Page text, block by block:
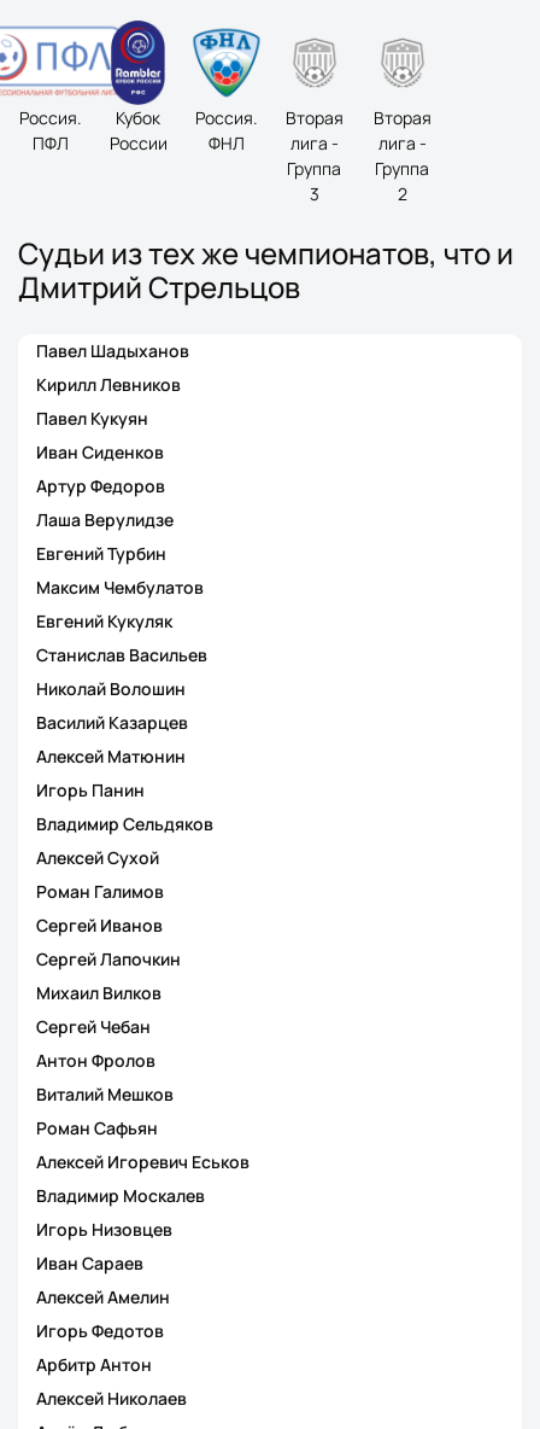
Россия.
ПФЛ
Кубок
России
Россия.
ФНЛ
Вторая
лига -
Группа
3
Вторая
лига -
Группа
2
Судьи из тех же чемпионатов, что и
Дмитрий Стрельцов
Павел Шадыханов
Кирилл Левников
Павел Кукуян
Иван Сиденков
Артур Федоров
Лаша Верулидзе
Евгений Турбин
Максим Чембулатов
Евгений Кукуляк
Станислав Васильев
Николай Волошин
Василий Казарцев
Алексей Матюнин
Игорь Панин
Владимир Сельдяков
Алексей Сухой
Роман Галимов
Сергей Иванов
Сергей Лапочкин
Михаил Вилков
Сергей Чебан
Антон Фролов
Виталий Мешков
Роман Сафьян
Алексей Игоревич Еськов
Владимир Москалев
Игорь Низовцев
Иван Сараев
Алексей Амелин
Игорь Федотов
Арбитр Антон
Алексей Николаев